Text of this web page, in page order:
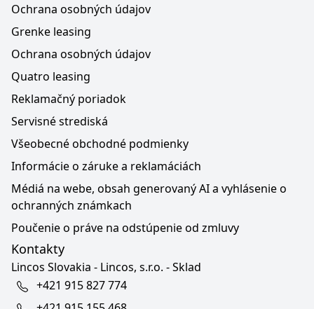
Ochrana osobných údajov
Grenke leasing
Ochrana osobných údajov
Quatro leasing
Reklamačný poriadok
Servisné strediská
Všeobecné obchodné podmienky
Informácie o záruke a reklamáciách
Médiá na webe, obsah generovaný AI a vyhlásenie o
ochranných známkach
Poučenie o práve na odstúpenie od zmluvy
Kontakty
Lincos Slovakia - Lincos, s.r.o. - Sklad
+421 915 827 774